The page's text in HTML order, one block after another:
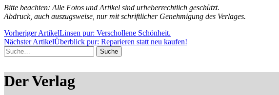
Bitte beachten: Alle Fotos und Artikel sind urheberrechtlich geschützt.
Abdruck, auch auszugsweise, nur mit schriftlicher Genehmigung des Verlages.
Vorheriger ArtikelLinsen pur: Verschollene Schönheit.
Nächster ArtikelÜberblick pur: Reparieren statt neu kaufen!
Suche
Der Verlag